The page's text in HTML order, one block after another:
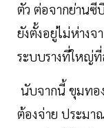
ตัว ต่อจากย่านซี
ยังตั้งอยู่ไม่ห่างจ
ระบบรางที่ใหญ่
นับจากนี้ ขุมทอ
ต้องจ่าย ประมา